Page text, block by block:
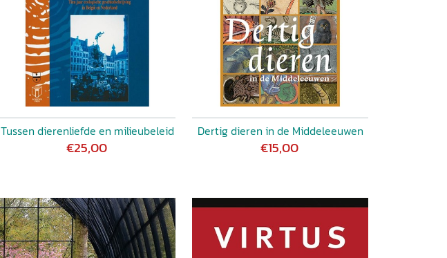
Tussen dierenliefde en milieubeleid
€25,00
Dertig dieren in de Middeleeuwen
€15,00